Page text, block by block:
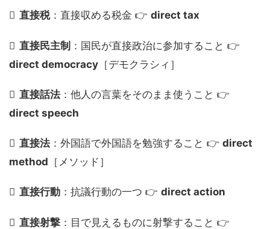
直接税：直接収める税金 👉 direct tax
直接民主制 ：国民が直接政治に参加すること 👉
direct democracy ［デモクラシィ］
直接話法 ：他人の言葉をそのまま使うこと 👉
direct speech
直接法 ：外国語で外国語を勉強すること 👉 direct
method ［メソッド］
直接行動 ：抗議行動の一つ 👉 direct action
直接射撃 ：目で見えるものに射撃すること 👉